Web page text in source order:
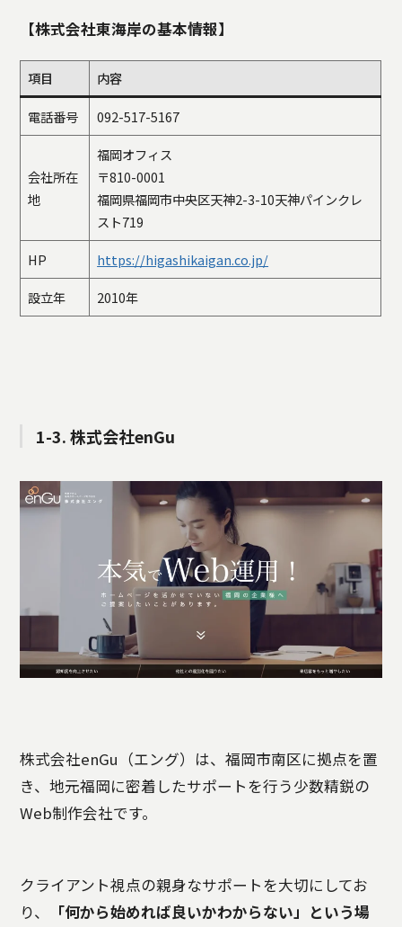
【株式会社東海岸の基本情報】
項目 内容
電話番号 092-517-5167
会社所在
地
福岡オフィス
〒810-0001
福岡県福岡市中央区天神2-3-10天神パインクレ
スト719
HP
https://higashikaigan.co.jp/
設立年
2010年
1-3. 株式会社enGu
株式会社enGu（エング）は、福岡市南区に拠点を置
き、地元福岡に密着したサポートを行う少数精鋭の
Web制作会社です。
クライアント視点の親身なサポートを大切にしてお
り、
「何から始めれば良いかわからない」という場